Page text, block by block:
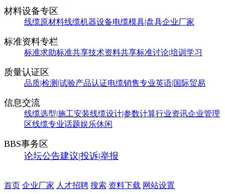
材料设备专区
线缆原材料线缆机器设备电缆模具|盘具企业厂家
标准资料专栏
标准求助标准共享技术资料共享标准讨论|培训学习
质量认证区
品质|检测|试验产品认证电缆销售专业英语|国际贸易
信息交流
线缆选型|施工安装线缆设计|参数计算行业资讯企业管理
区线缆专业话题娱乐休闲
BBS事务区
论坛公告建议|投诉|举报
首页 企业厂家 人才招聘 搜索 资料下载 网站设置